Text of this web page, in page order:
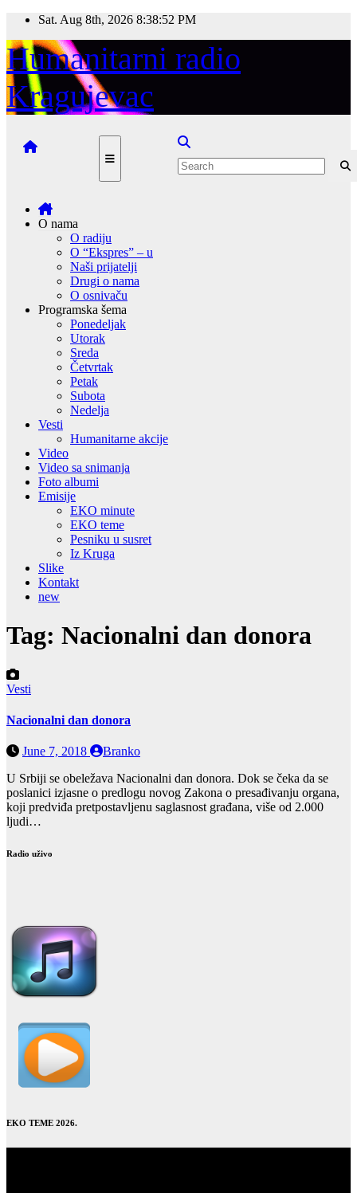
Skip
content
Sat. Aug 8th, 2026 8:38:53 PM
Humanitarni radio
Kragujevac
O nama
O radiju
O “Ekspres” – u
Naši prijatelji
Drugi o nama
O osnivaču
Programska šema
Ponedeljak
Utorak
Sreda
Četvrtak
Petak
Subota
Nedelja
Vesti
Humanitarne akcije
Video
Video sa snimanja
Foto albumi
Emisije
EKO minute
EKO teme
Pesniku u susret
Iz Kruga
Slike
Kontakt
new
Tag: Nacionalni dan donora
Vesti
Nacionalni dan donora
June 7, 2018
Branko
U Srbiji se obeležava Nacionalni dan donora. Dok se čeka da se
poslanici izjasne o predlogu novog Zakona o presađivanju organa,
koji predviđa pretpostavljenu saglasnost građana, više od 2.000
ljudi…
Radio uživo
EKO TEME 2026.